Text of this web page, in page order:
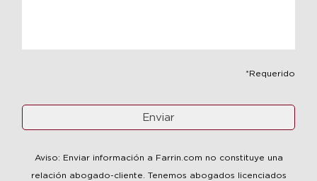
*Requerido
Aviso: Enviar información a Farrin.com no constituye una
relación abogado-cliente. Tenemos abogados licenciados